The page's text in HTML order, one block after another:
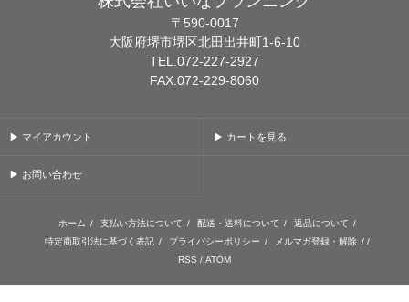
〒590-0017
大阪府堺市堺区北田出井町1-6-10
TEL.072-227-2927
FAX.072-229-8060
▶ マイアカウント ▶ カートを見る
▶ お問い合わせ
ホーム / 支払い方法について / 配送・送料について / 返品について /
特定商取引法に基づく表記 / プライバシーポリシー / メルマガ登録・解除 / /
RSS / ATOM